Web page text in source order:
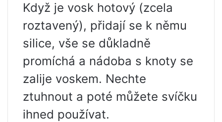
Když je vosk hotový (zcela
roztavený), přidají se k němu
silice, vše se důkladně
promíchá a nádoba s knoty se
zalije voskem. Nechte
ztuhnout a poté můžete svíčku
ihned používat.